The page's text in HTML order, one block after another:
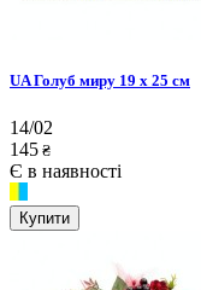
UA Голуб миру 19 х 25 см
14/02
145 ₴
Є в наявності
Купити